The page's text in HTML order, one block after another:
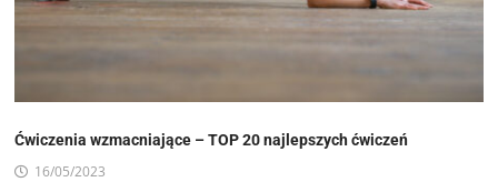
Ćwiczenia wzmacniające – TOP 20 najlepszych ćwiczeń
16/05/2023